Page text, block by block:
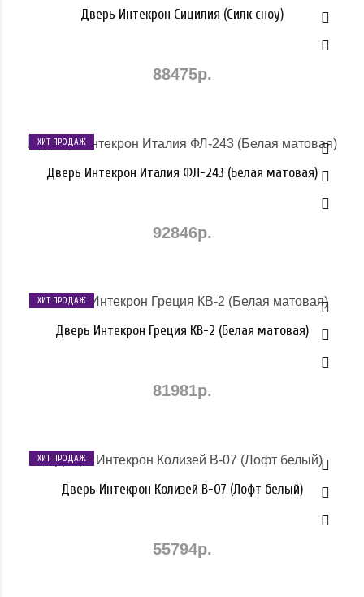
Дверь Интекрон Сицилия (Силк сноу)
88475р.
ХИТ ПРОДАЖ
Дверь Интекрон Италия ФЛ-243 (Белая матовая)
92846р.
ХИТ ПРОДАЖ
Дверь Интекрон Греция КВ-2 (Белая матовая)
81981р.
ХИТ ПРОДАЖ
Дверь Интекрон Колизей В-07 (Лофт белый)
55794р.